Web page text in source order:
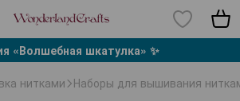
«Волшебная шкатулка» ✨
нитками Наборы для вышивания